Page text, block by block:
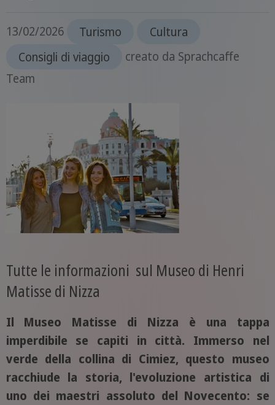
13/02/2026 Turismo
Cultura
Consigli di viaggio
creato da Sprachcaffe
Team
Tutte le informazioni sul Museo di Henri
Matisse di Nizza
Il Museo Matisse di Nizza è una tappa
imperdibile se capiti in città. Immerso nel
verde della collina di Cimiez, questo museo
racchiude la storia, l'evoluzione artistica di
uno dei maestri assoluto del Novecento: se